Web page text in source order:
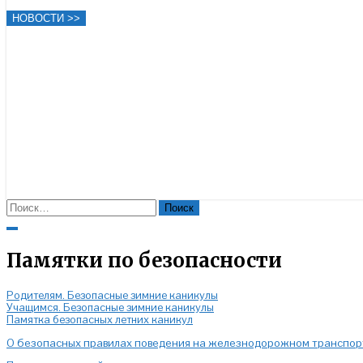
НОВОСТИ >>
Найти:
Close
Памятки по безопасности
Родителям. Безопасные зимние каникулы
Учащимся. Безопасные зимние каникулы
Памятка безопасных летних каникул
О безопасных правилах поведения на железнодорожном